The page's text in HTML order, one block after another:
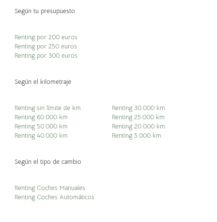
Según tu presupuesto
Renting por 200 euros
Renting por 250 euros
Renting por 300 euros
Según el kilometraje
Renting sin límite de km
Renting 60.000 km
Renting 50.000 km
Renting 40.000 km
Renting 30.000 km
Renting 25.000 km
Renting 20.000 km
Renting 5.000 km
Según el tipo de cambio
Renting Coches Manuales
Renting Coches Automáticos